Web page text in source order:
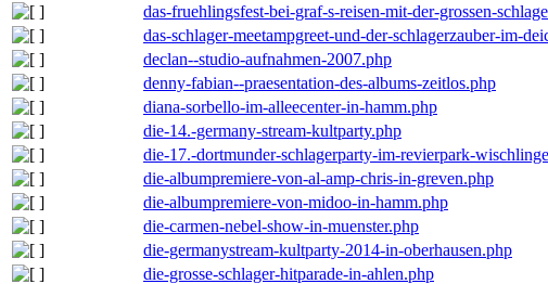
das-fruehlingsfest-bei-graf-s-reisen-mit-der-grossen-
das-schlager-meetampgreet-und-der-schlagerzauber-im-
declan--studio-aufnahmen-2007.php
denny-fabian--praesentation-des-albums-zeitlos.php
diana-sorbello-im-alleecenter-in-hamm.php
die-14.-germany-stream-kultparty.php
die-17.-dortmunder-schlagerparty-im-revierpark-
die-albumpremiere-von-al-amp-chris-in-greven.php
die-albumpremiere-von-midoo-in-hamm.php
die-carmen-nebel-show-in-muenster.php
die-germanystream-kultparty-2014-in-oberhausen.php
die-grosse-schlager-hitparade-in-ahlen.php